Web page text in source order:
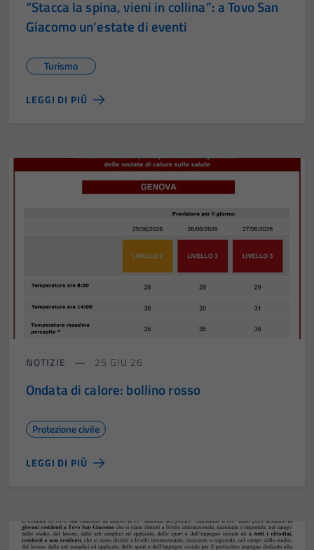
“Stacca la spina, vieni in collina”: a Tovo San
Giacomo un’estate di eventi
Turismo
LEGGI DI PIÙ
NOTIZIE 25 GIU 26
Ondata di calore: bollino rosso
Protezione civile
LEGGI DI PIÙ